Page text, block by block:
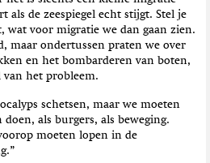
als de zeespiegel echt stijgt. Stel je
wat voor migratie we dan gaan zien.
maar ondertussen praten we over
en het bombarderen van boten,
van het probleem.
schetsen, maar we moeten
als burgers, als beweging.
moeten lopen in de